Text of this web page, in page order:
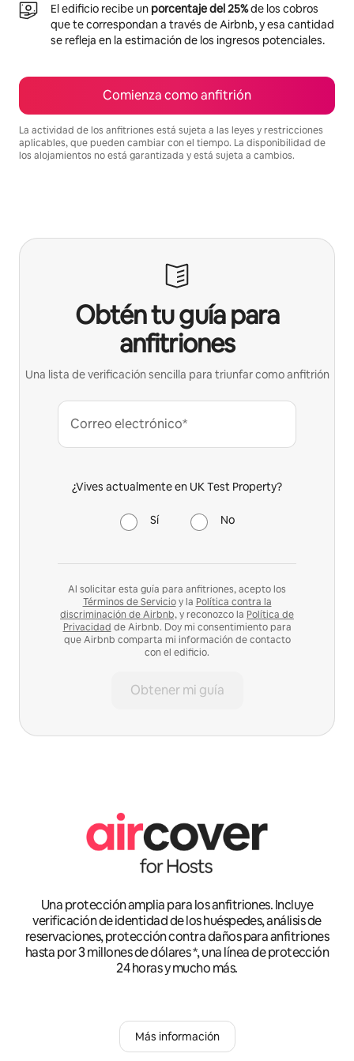
El edificio recibe un porcentaje del 25%de los cobros
que te correspondan a través de Airbnb, y esa cantidad
se refleja en la estimación de los ingresos potenciales.
Comienza como anfitrión
La actividad de los anfitriones está sujeta a las leyes y restricciones
aplicables, que pueden cambiar con el tiempo. La disponibilidad de
los alojamientos no está garantizada y está sujeta a cambios.
Obtén tu guía para
anfitriones
Una lista de verificación sencilla para triunfar como anfitrión
Correo electrónico*
¿Vives actualmente en UK Test Property?
Sí No
Al solicitar esta guía para anfitriones, acepto los
Términos de Servicioy la Política contra la
discriminación de Airbnb,y reconozco la Política de
Privacidad de Airbnb. Doy mi consentimiento para
que Airbnb comparta mi información de contacto
con el edificio.
Obtener mi guía
Una protección amplia para los anfitriones. Incluye
verificación de identidad de los huéspedes, análisis de
reservaciones, protección contra daños para anfitriones
hasta por 3 millones de dólares *, una línea de protección
24 horas y mucho más.
Más información